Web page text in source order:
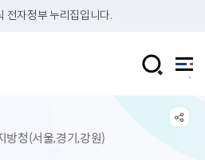
전자정부 누리집입니다.
방청(서울,경기,강원)